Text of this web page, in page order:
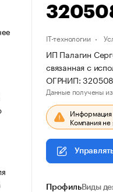
IT-технологии
ИП Палагин
связанная с
ОГРНИП:
Данные получены
Информация
Компания
ПрофильВиды